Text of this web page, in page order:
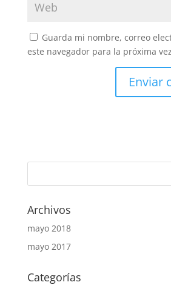
Guarda mi nombre, correo
este navegador para la próxima
Archivos
mayo 2018
mayo 2017
Categorías